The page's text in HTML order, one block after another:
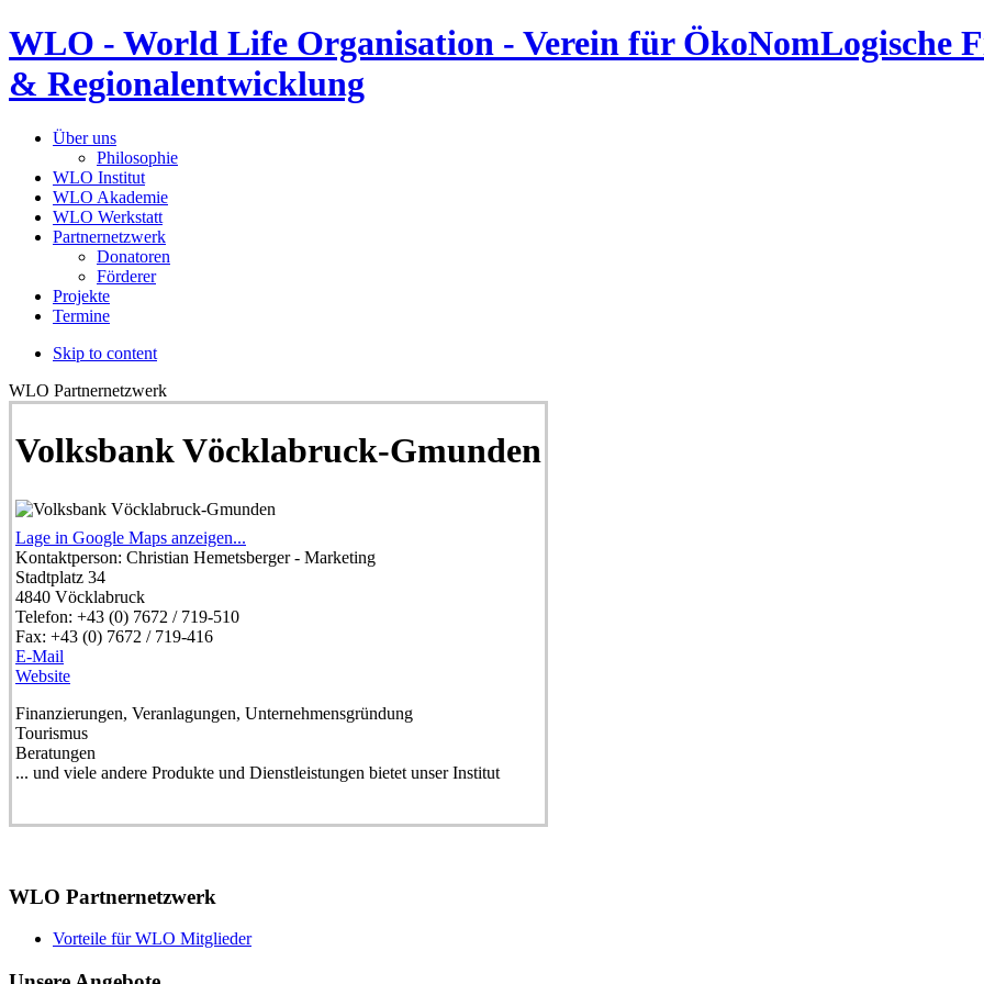
WLO - World Life Organisation - Verein für ÖkoNomLogische
& Regionalentwicklung
Über uns
Philosophie
WLO Institut
WLO Akademie
WLO Werkstatt
Partnernetzwerk
Donatoren
Förderer
Projekte
Termine
Skip to content
WLO Partnernetzwerk
Volksbank Vöcklabruck-Gmunden
Lage in Google Maps anzeigen...
Kontaktperson: Christian Hemetsberger - Marketing
Stadtplatz 34
4840 Vöcklabruck
Telefon: +43 (0) 7672 / 719-510
Fax: +43 (0) 7672 / 719-416
E-Mail
Website
Finanzierungen, Veranlagungen, Unternehmensgründung
Tourismus
Beratungen
... und viele andere Produkte und Dienstleistungen bietet unser Institut
WLO Partnernetzwerk
Vorteile für WLO Mitglieder